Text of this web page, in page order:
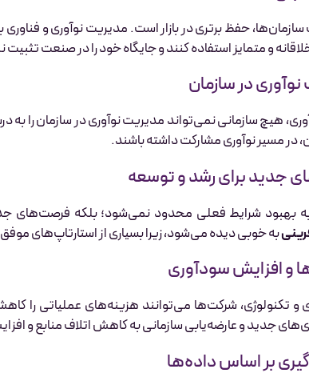
حفظ برتری در بازار است. مدیریت نوآوری و
و متمایز استفاده کنند و جایگاه خود را در صنعت تثبیت
هیچ سازمانی نمی‌تواند مدیریت نوآوری در سازمان را
در مسیر نوآوری مشارکت داشته باشند.
بهبود شرایط فعلی محدود نمی‌شود؛ بلکه فرصت‌های
به خوبی دیده می‌شود، زیرا بسیاری از استارتاپ‌های
و تکنولوژی، شرکت‌ها می‌توانند هزینه‌های عملیاتی را
جدید و عارضه‌یابی سازمانی به کاهش اتلاف منابع و